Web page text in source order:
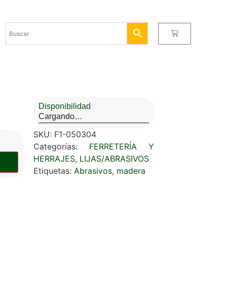
Disponibilidad
Cargando…
SKU: F1-050304
Categorías: FERRETERÍA Y
HERRAJES, LIJAS/ABRASIVOS
Etiquetas: Abrasivos, madera